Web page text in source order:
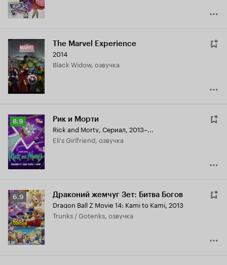
The Marvel Experience
2014
Black Widow, озвучка
Рейтинг
Кинопоиска
8.9
8.9 Рик и Морти
Rick and Morty, Сериал, 2013–...
Eli's Girlfriend, озвучка
Рейтинг
Кинопоиска
6.9
6.9 Драконий жемчуг Зет: Битва Богов
Dragon Ball Z Movie 14: Kami to Kami, 2013
Trunks / Gotenks, озвучка